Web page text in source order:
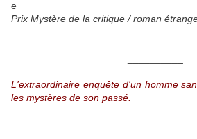
Prix Mystère de la critique / roman
L'extraordinaire enquête d'un homme
les mystères de son passé.